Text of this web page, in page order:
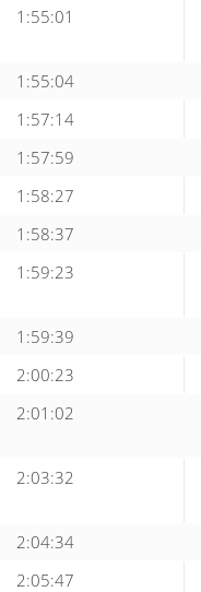
1:55:01
1:55:04
1:57:14
1:57:59
1:58:27
1:58:37
1:59:23
1:59:39
2:00:23
2:01:02
2:03:32
2:04:34
2:05:47